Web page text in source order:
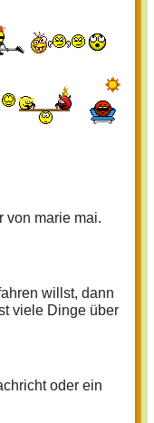
von marie mai.
willst, dann
viele Dinge über
oder ein